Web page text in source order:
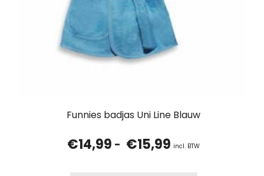
Funnies badjas Uni Line Blauw
€14,99 - €15,99 Prijsklasse:
€14,99
incl. BTW